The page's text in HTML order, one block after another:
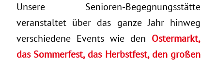
Unsere Senioren-Begegnungsstätte
veranstaltet über das ganze Jahr hinweg
verschiedene Events wie den Ostermarkt,
das Sommerfest, das Herbstfest, den großen